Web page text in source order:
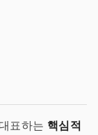
표하는 핵심적